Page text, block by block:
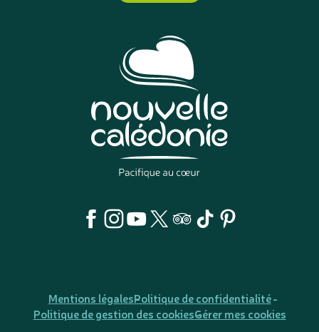
Mentions légalesPolitique de confidentialité
Politique de gestion des cookiesGérer mes cookies